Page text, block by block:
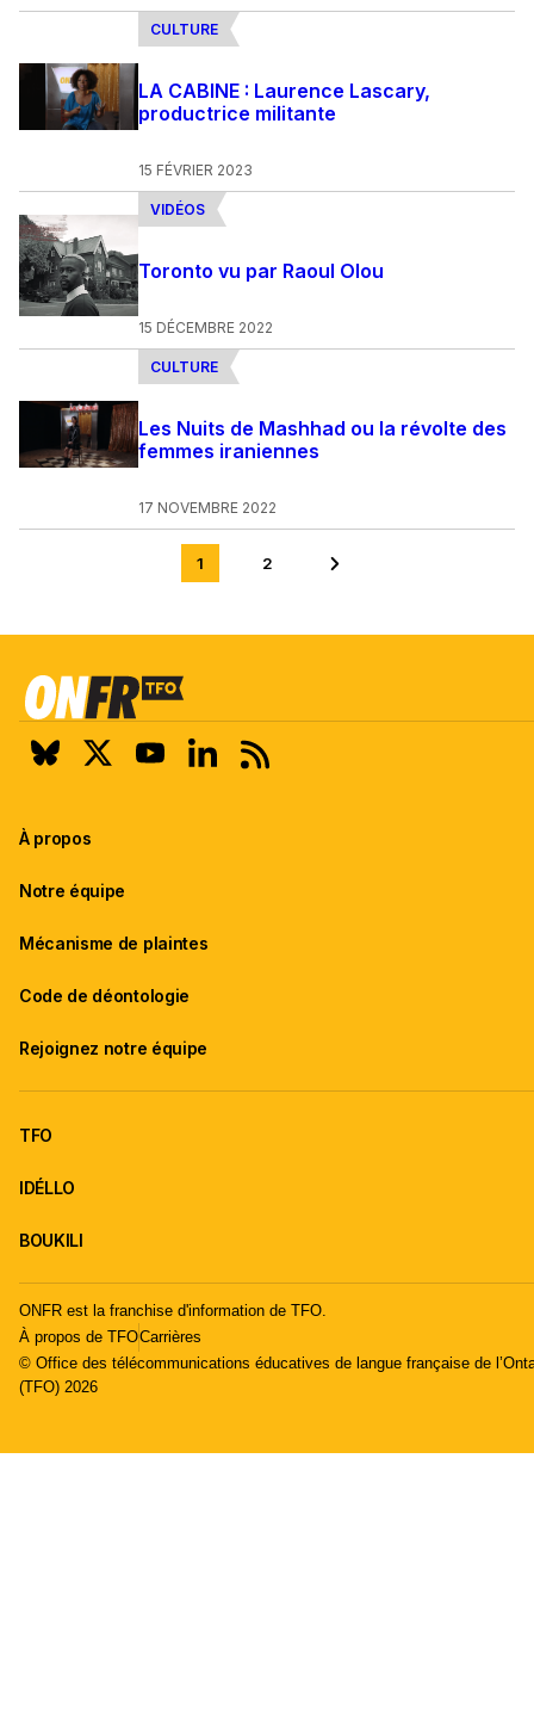
CULTURE
LA CABINE : Laurence Lascary,
productrice militante
15 FÉVRIER 2023
VIDÉOS
Toronto vu par Raoul Olou
15 DÉCEMBRE 2022
CULTURE
Les Nuits de Mashhad ou la révolte des
femmes iraniennes
17 NOVEMBRE 2022
1
Aller
2
2
Aller à la page suivante
À propos
Notre équipe
Mécanisme de plaintes
Code de déontologie
Rejoignez notre équipe
TFO
IDÉLLO
BOUKILI
ONFR est la franchise d'information de TFO.
À propos de TFOCarrières
© Office des télécommunications éducatives de langue française de
(TFO) 2026